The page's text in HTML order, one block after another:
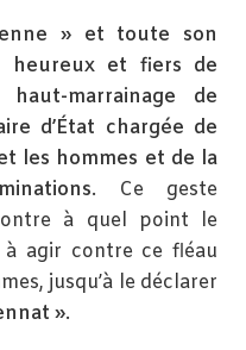
» et toute son
heureux et fiers de
marrainage de
d’État chargée de
les hommes et de la
. Ce geste
à quel point le
agir contre ce fléau
jusqu’à le déclarer
».